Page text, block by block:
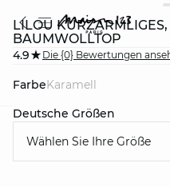
LILOU KURZÄRMLIGES,
BAUMWOLLTOP
4.9 Die {0} Bewertungen
Farbe
karamell
Deutsche Größen
Wählen Sie Ihre Größe